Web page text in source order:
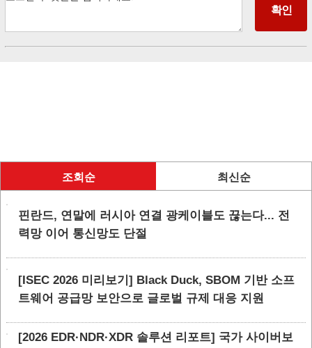
조회순 최신순
핀란드, 연말에 러시아 연결 광케이블도 끊는다... 전
력망 이어 통신망도 단절
[ISEC 2026 미리보기] Black Duck, SBOM 기반 소프
트웨어 공급망 보안으로 글로벌 규제 대응 지원
[2026 EDR·NDR·XDR 솔루션 리포트] 국가 사이버보